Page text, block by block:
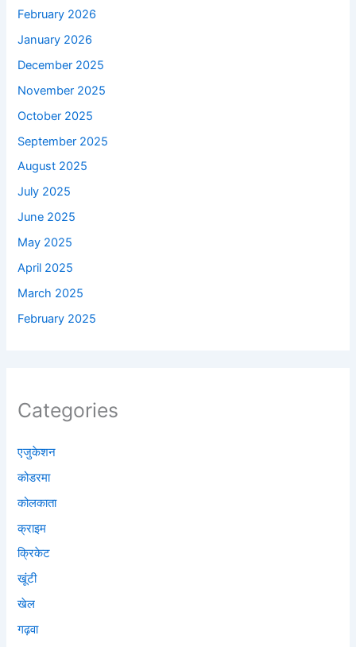
February 2026
January 2026
December 2025
November 2025
October 2025
September 2025
August 2025
July 2025
June 2025
May 2025
April 2025
March 2025
February 2025
Categories
एजुकेशन
कोडरमा
कोलकाता
क्राइम
क्रिकेट
खूंटी
खेल
गढ़वा